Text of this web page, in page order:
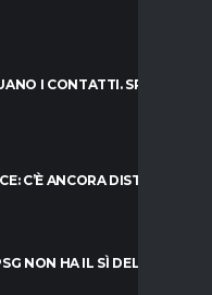
I CONTATTI. SPUNTA
C’È ANCORA DISTANZA
NON HA IL SÌ DEL PARMA